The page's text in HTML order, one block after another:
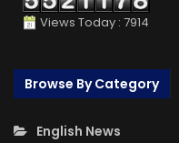
Views Today : 7914
Browse By Category
English News